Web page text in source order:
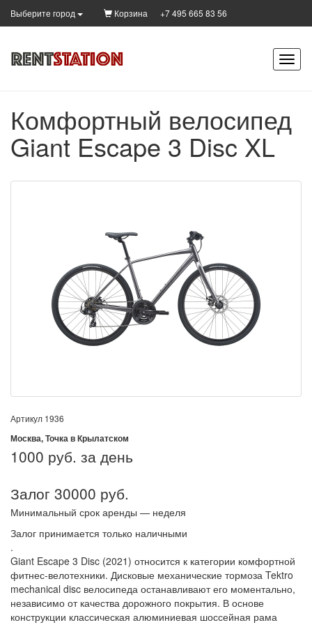
Выберите город Корзина +7 495 665 83 56
Комфортный велосипед
Giant Escape 3 Disc XL
Артикул 1936
Москва, Точка в Крылатском
1000 руб. за день
Залог 30000 руб.
Минимальный срок аренды — неделя
Залог принимается только наличными
.
Giant Escape 3 Disc (2021) относится к категории комфортной
фитнес-велотехники. Дисковые механические тормоза Tektro
mechanical disc велосипеда останавливают его моментально,
независимо от качества дорожного покрытия. В основе
конструкции классическая алюминиевая шоссейная рама